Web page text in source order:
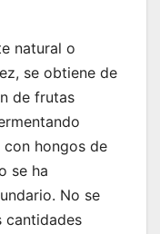
natural o
se obtiene de
de frutas
hongos de
se ha
No se
cantidades